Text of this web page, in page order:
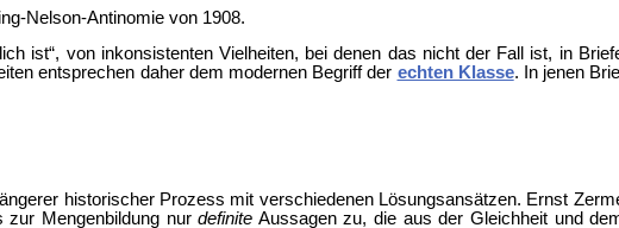
Nelson-Antinomie von 1908.
ist“, von inkonsistenten Vielheiten, bei denen das nicht der Fall ist, in
entsprechen daher dem modernen Begriff der echten Klasse. In jenen
historischer Prozess mit verschiedenen Lösungsansätzen. Ernst
zur Mengenbildung nurdefinite Aussagen zu, die aus der Gleichheit und